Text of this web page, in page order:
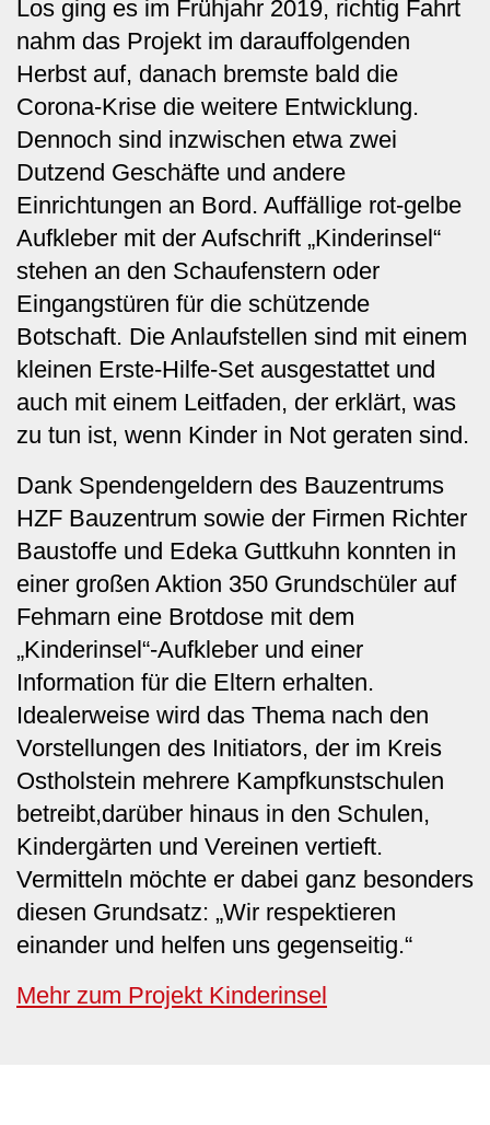
Los ging es im Frühjahr 2019, richtig Fahrt
nahm das Projekt im darauffolgenden
Herbst auf, danach bremste bald die
Corona-Krise die weitere Entwicklung.
Dennoch sind inzwischen etwa zwei
Dutzend Geschäfte und andere
Einrichtungen an Bord. Auffällige rot-gelbe
Aufkleber mit der Aufschrift „Kinderinsel“
stehen an den Schaufenstern oder
Eingangstüren für die schützende
Botschaft. Die Anlaufstellen sind mit einem
kleinen Erste-Hilfe-Set ausgestattet und
auch mit einem Leitfaden, der erklärt, was
zu tun ist, wenn Kinder in Not geraten sind.
Dank Spendengeldern des Bauzentrums
HZF Bauzentrum sowie der Firmen Richter
Baustoffe und Edeka Guttkuhn konnten in
einer großen Aktion 350 Grundschüler auf
Fehmarn eine Brotdose mit dem
„Kinderinsel“-Aufkleber und einer
Information für die Eltern erhalten.
Idealerweise wird das Thema nach den
Vorstellungen des Initiators, der im Kreis
Ostholstein mehrere Kampfkunstschulen
betreibt,darüber hinaus in den Schulen,
Kindergärten und Vereinen vertieft.
Vermitteln möchte er dabei ganz besonders
diesen Grundsatz: „Wir respektieren
einander und helfen uns gegenseitig.“
Mehr zum Projekt Kinderinsel